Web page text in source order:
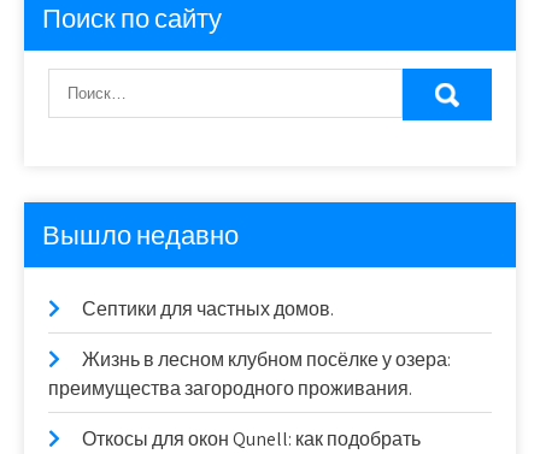
Поиск по сайту
Вышло недавно
Септики для частных домов.
Жизнь в лесном клубном посёлке у озера:
преимущества загородного проживания.
Откосы для окон Qunell: как подобрать